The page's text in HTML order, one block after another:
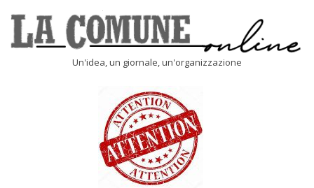
content
Un'idea, un giornale, un'organizzazione